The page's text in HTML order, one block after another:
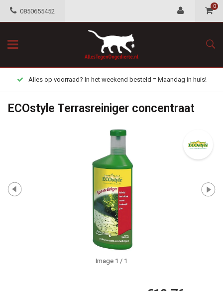
0850655452
0
Alles op voorraad? In het weekend besteld = Maandag in huis!
ECOstyle Terrasreiniger concentraat
Image 1 / 1